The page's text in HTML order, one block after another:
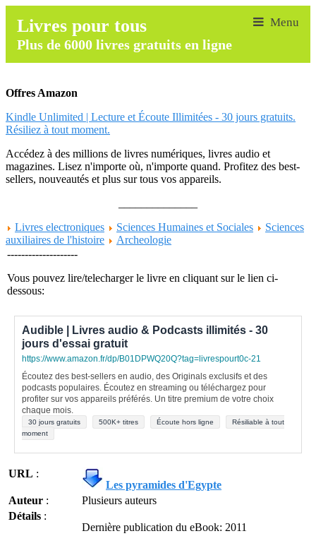
Livres pour tous
Plus de 6000 livres gratuits en ligne
Offres Amazon
Kindle Unlimited | Lecture et Écoute Illimitées - 30 jours gratuits.
Résiliez à tout moment.
Accédez à des millions de livres numériques, livres audio et
magazines. Lisez n'importe où, n'importe quand. Profitez des best-
sellers, nouveautés et plus sur tous vos appareils.
Livres electroniques
Sciences Humaines et Sociales
Sciences
auxiliaires de l'histoire
Archeologie
--------------------
Vous pouvez lire/telecharger le livre en cliquant sur le lien ci-
dessous:
Audible | Livres audio & Podcasts illimités - 30
jours d'essai gratuit
https://www.amazon.fr/dp/B01DPWQ20Q?tag=livrespourt0c-21
Écoutez des best-sellers en audio, des Originals exclusifs et des
podcasts populaires. Écoutez en streaming ou téléchargez pour
profiter sur vos appareils préférés. Un titre premium de votre choix
chaque mois.
30 jours gratuits 500K+ titres Écoute hors ligne
Résiliable à tout
moment
URL :
Les pyramides d'Egypte
Auteur :
Plusieurs auteurs
Détails :
Dernière publication du eBook: 2011